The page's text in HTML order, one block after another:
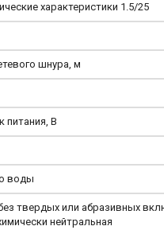
характеристики 1.5/25
шнура, м
питания, В
воды
твердых или абразивных
нейтральная